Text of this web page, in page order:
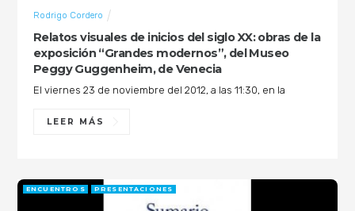
Relatos visuales de inicios del siglo XX: obras de la
exposición “Grandes modernos”, del Museo
Peggy Guggenheim, de Venecia
Rodrigo Cordero
El viernes 23 de noviembre del 2012, a las 11:30, en la
LEER MÁS
ENCUENTROS PRESENTACIONES